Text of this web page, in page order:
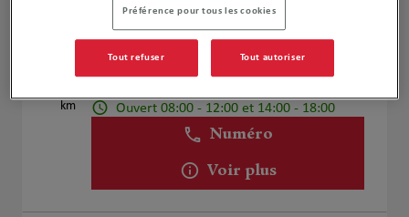
km
Evelyne Robic
63 AVENUE DE LA COMMUNE DE PARIS
Ouvert 08:00 - 12:00 et 14:00 - 18:00
Numéro
Voir plus
Préférence pour tous les cookies
Tout refuser Tout autoriser